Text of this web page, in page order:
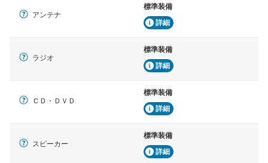
アンテナ
標準装備
詳細
ラジオ
標準装備
詳細
ＣＤ・ＤＶＤ
標準装備
詳細
スピーカー
標準装備
詳細